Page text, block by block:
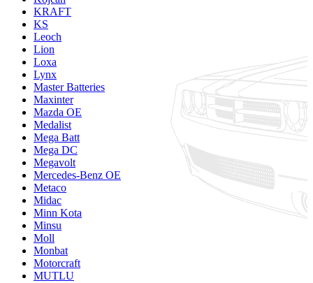
KRAFT
KS
Leoch
Lion
Loxa
Lynx
Master Batteries
Maxinter
Mazda OE
Medalist
Mega Batt
Mega DC
Megavolt
Mercedes-Benz OE
Metaco
Midac
Minn Kota
Minsu
Moll
Monbat
Motorcraft
MUTLU